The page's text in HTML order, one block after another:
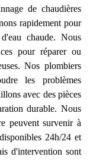
de chaudières
rapidement pour
chaude. Nous
pour réparer ou
Nos plombiers
les problèmes
avec des pièces
durable. Nous
peuvent survenir à
24h/24 et
d'intervention sont